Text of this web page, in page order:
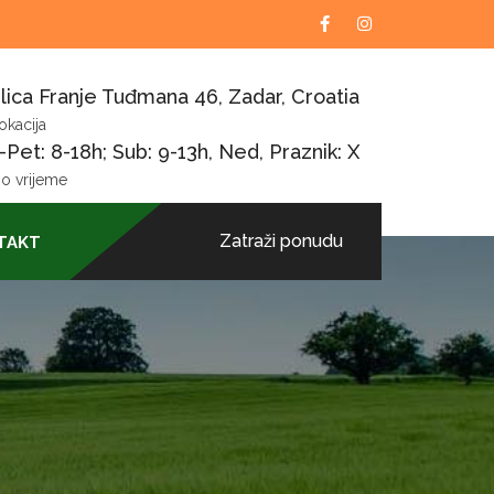
Franje Tuđmana 46, Zadar, Croatia
Pet: 8-18h; Sub: 9-13h, Ned, Praznik: X
vrijeme
Zatraži ponudu